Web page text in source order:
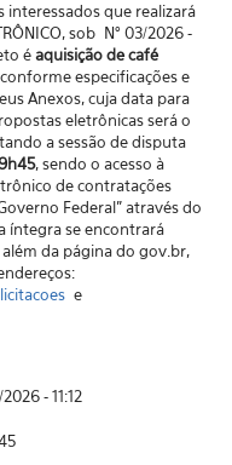
que realizará
sob N° 03/2026 -
éaquisição de café
especificações e
Anexos, cuja data para
eletrônicas será o
a sessão de disputa
, sendo o acesso à
de contratações
Federal” através do
íntegra se encontrará
da página do gov.br,
e
- 11:12